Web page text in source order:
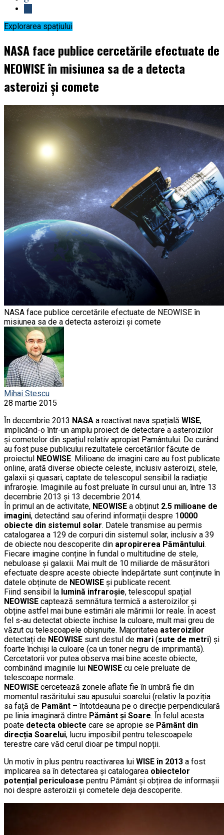
Explorarea spațiului
NASA face publice cercetările efectuate de
NEOWISE în misiunea sa de a detecta
asteroizi și comete
NASA face publice cercetările efectuate de NEOWISE în
misiunea sa de a detecta asteroizi și comete
Mihai Stescu
28 martie 2015
În decembrie 2013 NASA a reactivat nava spațială WISE,
implicând-o într-un amplu proiect de detectare a asteroizilor
și cometelor din spațiul relativ apropiat Pamântului. De curând
au fost puse publicului rezultatele cercetărilor făcute de
proiectul NEOWISE. Milioane de imagini care au fost publicate
online, arată diverse obiecte celeste, inclusiv asteroizi, stele,
galaxii și quasari, captate de telescopul sensibil la radiație
infraroșie. Imaginile au fost preluate în cursul unui an, între 13
decembrie 2013 și 13 decembrie 2014.
În primul an de activitate, NEOWISE a obținut 2.5 milioane de
imagini, detectând sau oferind informații despre 10000
obiecte din sistemul solar. Datele transmise au permis
catalogarea a 129 de corpuri din sistemul solar, inclusiv a 39
de obiecte nou descoperite din apropirerea Pământului.
Fiecare imagine conține în fundal o multitudine de stele,
nebuloase și galaxii. Mai mult de 10 miliarde de măsurători
efectuate despre aceste obiecte îndepărtate sunt conținute în
datele obținute de NEOWISE și publicate recent.
Fiind sensibil la lumină infraroșie, telescopul spațial
NEOWISE captează semnătura termică a asteroizilor și
obține astfel mai bune estimări ale mărimii lor reale. În acest
fel s-au detectat obiecte închise la culoare, mult mai greu de
văzut cu telescoapele obișnuite. Majoritatea asteroizilor
detectați de NEOWISE sunt destul de mari (sute de metri) și
foarte închiși la culoare (ca un toner negru de imprimantă).
Cercetatorii vor putea observa mai bine aceste obiecte,
combinând imaginile lui NEOWISE cu cele preluate de
telescoape normale.
NEOWISE cercetează zonele aflate fie în umbră fie din
momentul rasăritului sau apusului soarelui (relativ la poziția
sa față de Pamânt – întotdeauna pe o direcție perpendiculară
pe linia imaginară dintre Pământ și Soare. În felul acesta
poate detecta obiecte care se apropie se Pământ din
direcția Soarelui, lucru imposibil pentru telescoapele
terestre care văd cerul dioar pe timpul nopții.
Un motiv în plus pentru reactivarea lui WISE în 2013 a fost
implicarea sa în detectarea și catalogarea obiectelor
potențial periculoase pentru Pământ și obțirea de informașii
noi despre asteroizii și cometele deja descoperite.